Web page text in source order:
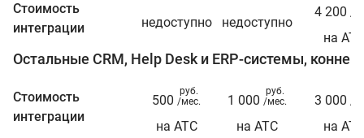
Стоимость
интеграции
недоступно недоступно
4 200 /
на АТС
Остальные CRM, Help Desk и ERP-системы,
Стоимость
интеграции
500
руб.
/мес.
на АТС
1 000
руб.
/мес.
на АТС
3 000 /
на АТС